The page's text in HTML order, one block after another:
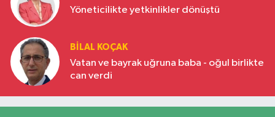
Yöneticilikte yetkinlikler dönüştü
BILAL KOÇAK
Vatan ve bayrak uğruna baba - oğul birlikte
can verdi